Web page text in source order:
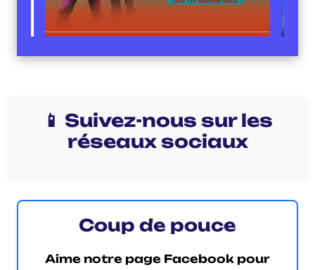
📱 Suivez-nous sur les
réseaux sociaux
Coup de pouce
Aime notre page Facebook pour